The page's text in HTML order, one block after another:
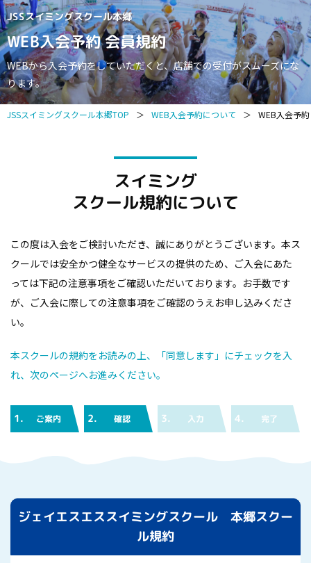
JSSスイミングスクール本郷
WEB入会予約 会員規約
WEBから入会予約をしていただくと、店舗での受付がスムーズにな
ります。
JSSスイミングスクール本郷TOP ＞ WEB入会予約について ＞ WEB入会予
スイミング
スクール規約について
この度は入会をご検討いただき、誠にありがとうございます。 本ス
クールでは安全かつ健全なサービスの提供のため、ご入会にあた
っては下記の注意事項をご確認いただいております。 お手数です
が、ご入会に際しての注意事項をご確認のうえお申し込みくださ
い。
本スクールの規約をお読みの上、「同意します」にチェックを入
れ、次のページへお進みください。
1. ご案内 2. 確認 3. 入力 4. 完了
ジェイエスエススイミングスクール 本郷スクー
ル規約